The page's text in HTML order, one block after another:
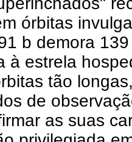
órbitas
b demora
à estrela
tão
de
as suas